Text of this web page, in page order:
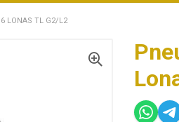
LONAS TL G2/L2